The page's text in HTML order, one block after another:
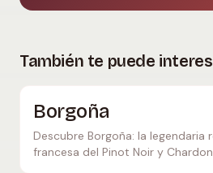
También te puede
Borgoña
Descubre Borgoña: la legendaria
francesa del Pinot Noir y